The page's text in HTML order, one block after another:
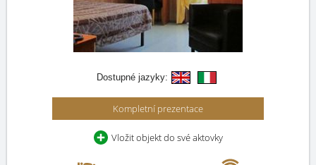
Dostupné jazyky:
Kompletní prezentace
Vložit objekt do své aktovky